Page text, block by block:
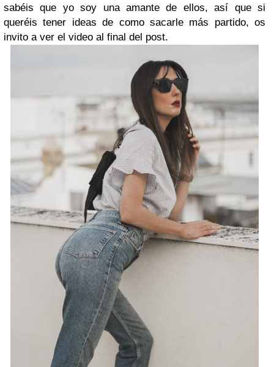
sabéis que yo soy una amante de ellos, así que si
queréis tener ideas de como sacarle más partido, os
invito a ver el video al final del post.